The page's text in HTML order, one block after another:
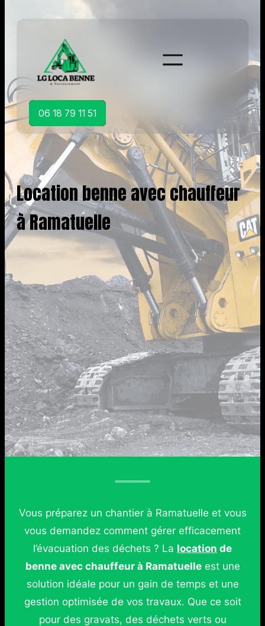
06 18 79 11 51
Location benne avec chauffeur
à Ramatuelle
Vous préparez un chantier à Ramatuelle et vous
vous demandez comment gérer efficacement
l’évacuation des déchets ? La location de
benne avec chauffeur à Ramatuelleest une
solution idéale pour un gain de temps et une
gestion optimisée de vos travaux. Que ce soit
pour des gravats, des déchets verts ou